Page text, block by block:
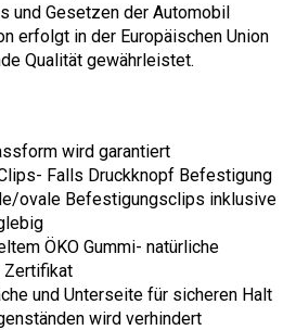
und Gesetzen der Automobil
erfolgt in der Europäischen Union
Qualität gewährleistet.
wird garantiert
Falls Druckknopf Befestigung
ovale Befestigungsclips inklusive
ÖKO Gummi- natürliche
Zertifikat
und Unterseite für sicheren Halt
wird verhindert